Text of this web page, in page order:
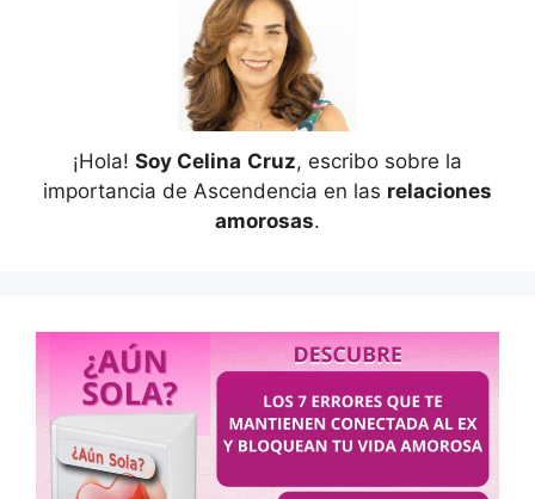
¡Hola! Soy Celina Cruz, escribo sobre la
importancia de Ascendencia en las relaciones
amorosas.